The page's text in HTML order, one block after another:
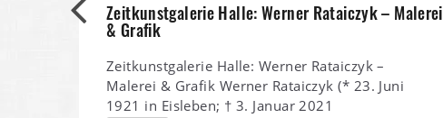
Zeitkunstgalerie Halle: Werner Rataiczyk – Malerei
& Grafik
Zeitkunstgalerie Halle: Werner Rataiczyk –
Malerei & Grafik Werner Rataiczyk (* 23. Juni
1921 in Eisleben; † 3. Januar 2021